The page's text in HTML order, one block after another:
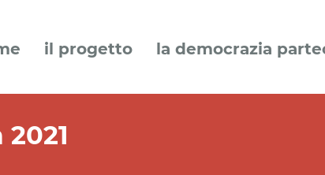
il progetto la democrazia